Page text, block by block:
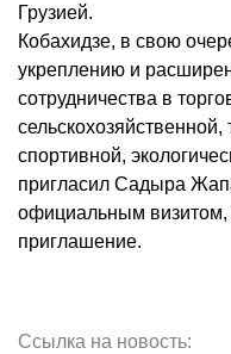
Грузией.
Кобахидзе, в свою
укреплению и
сотрудничества в
сельскохозяйственной,
спортивной,
пригласил Садыра
официальным визитом,
приглашение.
Ссылка на новость: